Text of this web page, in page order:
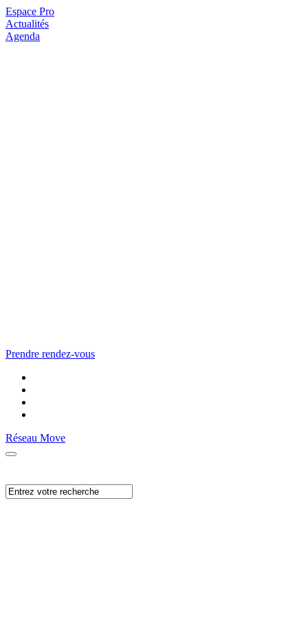
Espace Pro
Actualités
Agenda
Prendre rendez-vous
Réseau Move